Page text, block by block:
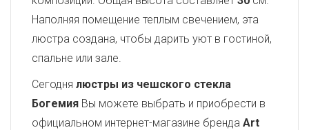
Наполняя помещение теплым свечением, эта
люстра создана, чтобы дарить уют в гостиной,
спальне или зале.
Сегодня люстры из чешского стекла
Богемия Вы можете выбрать и приобрести в
официальном интернет-магазине бренда Art